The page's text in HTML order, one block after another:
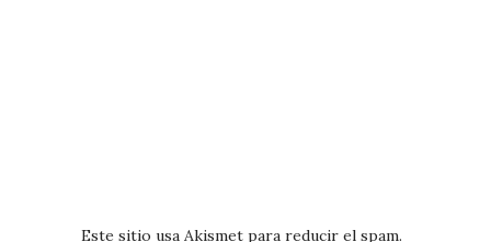
Este sitio usa Akismet para reducir el spam.